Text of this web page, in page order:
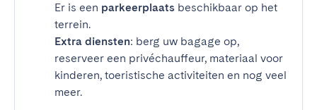
Er is een parkeerplaats beschikbaar op het
terrein.
Extra diensten: berg uw bagage op,
reserveer een privéchauffeur, materiaal voor
kinderen, toeristische activiteiten en nog veel
meer.